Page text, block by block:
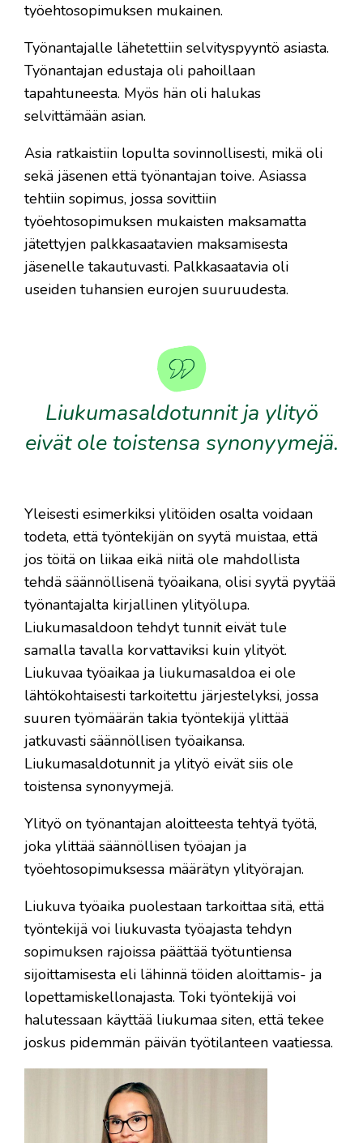
työehtosopimuksen mukainen.
Työnantajalle lähetettiin selvityspyyntö asiasta.
Työnantajan edustaja oli pahoillaan
tapahtuneesta. Myös hän oli halukas
selvittämään asian.
Asia ratkaistiin lopulta sovinnollisesti, mikä oli
sekä jäsenen että työnantajan toive. Asiassa
tehtiin sopimus, jossa sovittiin
työehtosopimuksen mukaisten maksamatta
jätettyjen palkkasaatavien maksamisesta
jäsenelle takautuvasti. Palkkasaatavia oli
useiden tuhansien eurojen suuruudesta.
Liukumasaldotunnit ja ylityö
eivät ole toistensa synonyymejä.
Yleisesti esimerkiksi ylitöiden osalta voidaan
todeta, että työntekijän on syytä muistaa, että
jos töitä on liikaa eikä niitä ole mahdollista
tehdä säännöllisenä työaikana, olisi syytä pyytää
työnantajalta kirjallinen ylityölupa.
Liukumasaldoon tehdyt tunnit eivät tule
samalla tavalla korvattaviksi kuin ylityöt.
Liukuvaa työaikaa ja liukumasaldoa ei ole
lähtökohtaisesti tarkoitettu järjestelyksi, jossa
suuren työmäärän takia työntekijä ylittää
jatkuvasti säännöllisen työaikansa.
Liukumasaldotunnit ja ylityö eivät siis ole
toistensa synonyymejä.
Ylityö on työnantajan aloitteesta tehtyä työtä,
joka ylittää säännöllisen työajan ja
työehtosopimuksessa määrätyn ylityörajan.
Liukuva työaika puolestaan tarkoittaa sitä, että
työntekijä voi liukuvasta työajasta tehdyn
sopimuksen rajoissa päättää työtuntiensa
sijoittamisesta eli lähinnä töiden aloittamis- ja
lopettamiskellonajasta. Toki työntekijä voi
halutessaan käyttää liukumaa siten, että tekee
joskus pidemmän päivän työtilanteen vaatiessa.